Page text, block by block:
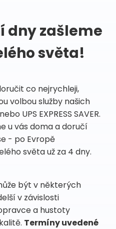
dny zašleme
světa!
co nejrychleji,
volbou služby našich
UPS EXPRESS SAVER.
u vás doma a doručí
- po Evropě
světa už za 4 dny.
být v některých
v závislosti
a hustoty
Termíny uvedené